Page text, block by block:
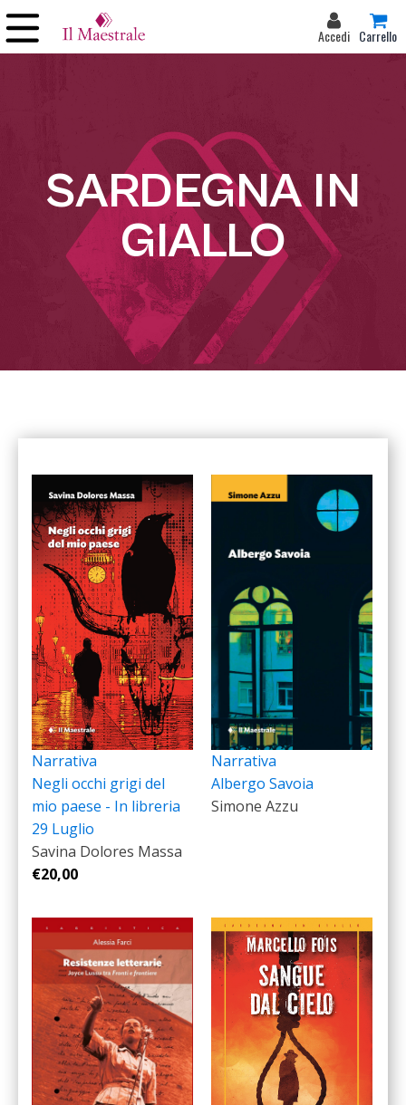
Accedi Carrello
SARDEGNA IN
GIALLO
Narrativa
Negli occhi grigi del
mio paese - In libreria
29 Luglio
Savina Dolores Massa
€20,00
Narrativa
Albergo Savoia
Simone Azzu